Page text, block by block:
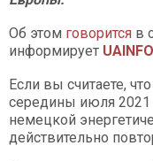
Об этом говорится в
информирует
Если вы считаете,
середины июля 2021
немецкой
действительно